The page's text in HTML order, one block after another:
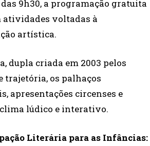
9h30, a programação gratuita
atividades voltadas à
artística.
dupla criada em 2003 pelos
trajetória, os palhaços
apresentações circenses e
lúdico e interativo.
Literária para as Infâncias: